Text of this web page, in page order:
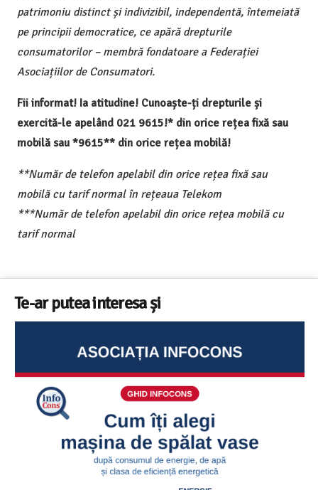
patrimoniu distinct și indivizibil, independentă, întemeiată
pe principii democratice, ce apără drepturile
consumatorilor – membră fondatoare a Federației
Asociațiilor de Consumatori.
Fii informat! Ia atitudine! Cunoaște-ți drepturile și
exercită-le apelând 021 9615!* din orice rețea fixă sau
mobilă sau *9615** din orice rețea mobilă!
**Număr de telefon apelabil din orice rețea fixă sau
mobilă cu tarif normal în rețeaua Telekom
***Număr de telefon apelabil din orice rețea mobilă cu
tarif normal
Te-ar putea interesa și
Sunetul la televizor- 8 sfaturi utile ca să
replică – ghid InfoCons